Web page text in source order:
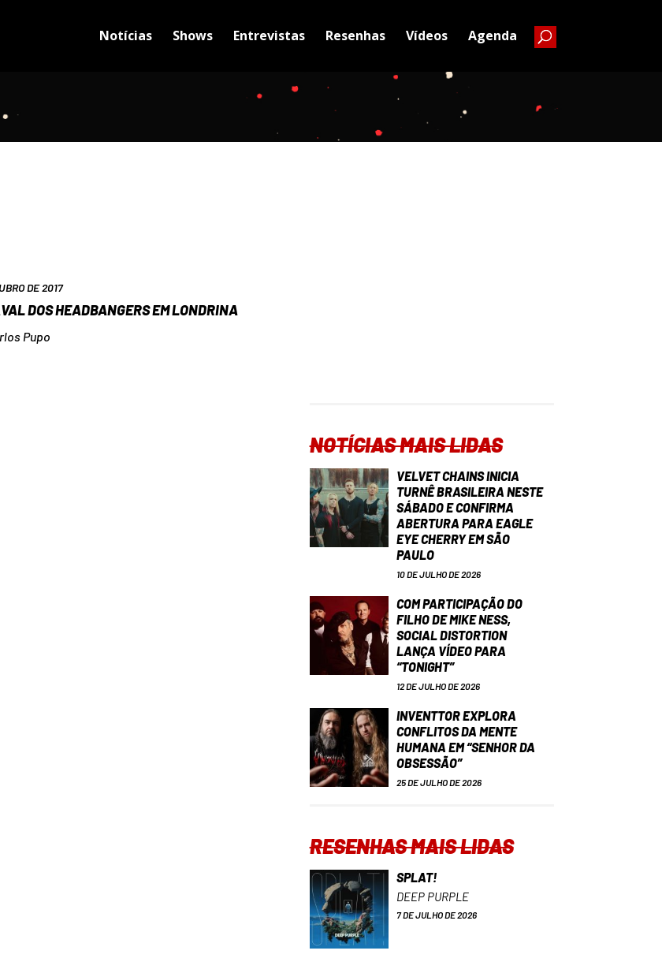
Notícias Shows Entrevistas Resenhas Vídeos Agenda
DE 2017
DOS HEADBANGERS EM LONDRINA
Pupo
NOTÍCIAS MAIS LIDAS
VELVET CHAINS INICIA
TURNÊ BRASILEIRA NESTE
SÁBADO E CONFIRMA
ABERTURA PARA EAGLE
EYE CHERRY EM SÃO
PAULO
10 DE JULHO DE 2026
COM PARTICIPAÇÃO DO
FILHO DE MIKE NESS,
SOCIAL DISTORTION
LANÇA VÍDEO PARA
“TONIGHT”
12 DE JULHO DE 2026
INVENTTOR EXPLORA
CONFLITOS DA MENTE
HUMANA EM “SENHOR DA
OBSESSÃO”
25 DE JULHO DE 2026
RESENHAS MAIS LIDAS
SPLAT!
DEEP PURPLE
7 DE JULHO DE 2026